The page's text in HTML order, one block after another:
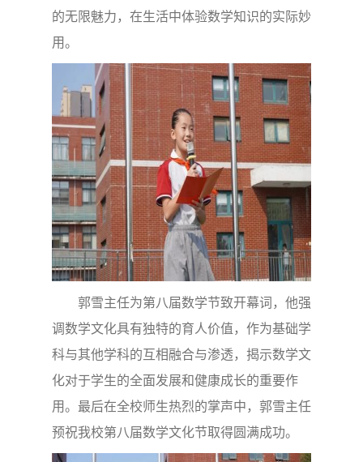
的无限魅力，在生活中体验数学知识的实际妙
用。
郭雪主任为第八届数学节致开幕词，他强
调数学文化具有独特的育人价值，作为基础学
科与其他学科的互相融合与渗透，揭示数学文
化对于学生的全面发展和健康成长的重要作
用。最后在全校师生热烈的掌声中，郭雪主任
预祝我校第八届数学文化节取得圆满成功。